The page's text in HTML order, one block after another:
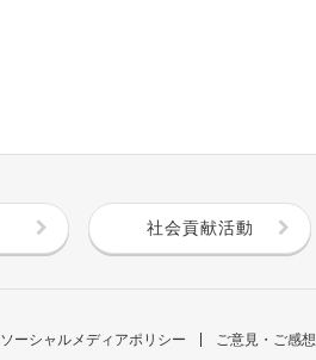
社会貢献活動
ソーシャルメディアポリシー ご意見・ご感想